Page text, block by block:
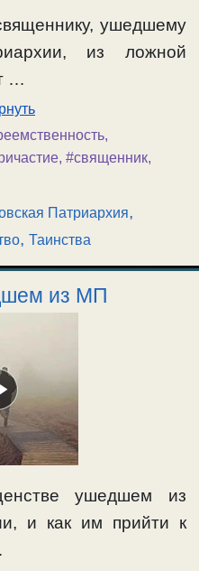
ушедшему
из ложной
…
,
, #священник,
Патриархия,
, Таинства
из МП
ушедшем из
и как им прийти к